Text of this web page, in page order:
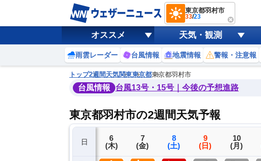
東京都羽村市
33/23
オススメ 天気・観測
雨雲レーダー 台風情報 地震情報 警報・注意報
トップ2週間天気関東東京都東京都羽村市
台風情報 台風13号・15号｜今後の予想進路
東京都羽村市の2週間天気予報
日
5
(水)
6
(木)
7
(金)
8
(土)
9
(日)
10
(月)